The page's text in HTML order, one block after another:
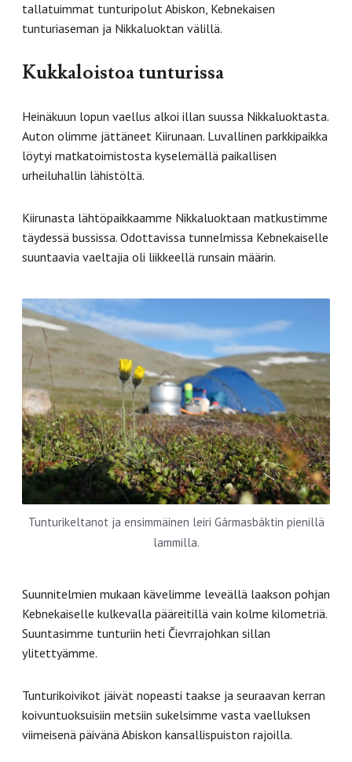
tallatuimmat tunturipolut Abiskon, Kebnekaisen
tunturiaseman ja Nikkaluoktan välillä.
Kukkaloistoa tunturissa
Heinäkuun lopun vaellus alkoi illan suussa Nikkaluoktasta.
Auton olimme jättäneet Kiirunaan. Luvallinen parkkipaikka
löytyi matkatoimistosta kyselemällä paikallisen
urheiluhallin lähistöltä.
Kiirunasta lähtöpaikkaamme Nikkaluoktaan matkustimme
täydessä bussissa. Odottavissa tunnelmissa Kebnekaiselle
suuntaavia vaeltajia oli liikkeellä runsain määrin.
Tunturikeltanot ja ensimmäinen leiri Gármasbáktin pienillä
lammilla.
Suunnitelmien mukaan kävelimme leveällä laakson pohjan
Kebnekaiselle kulkevalla pääreitillä vain kolme kilometriä.
Suuntasimme tunturiin heti Čievrrajohkan sillan
ylitettyämme.
Tunturikoivikot jäivät nopeasti taakse ja seuraavan kerran
koivuntuoksuisiin metsiin sukelsimme vasta vaelluksen
viimeisenä päivänä Abiskon kansallispuiston rajoilla.